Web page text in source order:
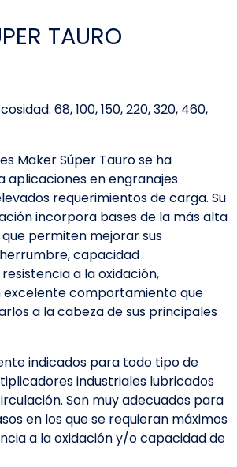
TAURO
68, 100, 150, 220, 320, 460,
Maker Súper Tauro se ha
aplicaciones en engranajes
requerimientos de carga. Su
incorpora bases de la más alta
permiten mejorar sus
capacidad
a la oxidación,
excelente comportamiento que
a la cabeza de sus principales
indicados para todo tipo de
industriales lubricados
Son muy adecuados para
en los que se requieran máximos
a la oxidación y/o capacidad de